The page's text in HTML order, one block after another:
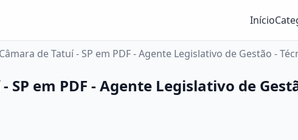
Início
de Tatuí - SP em PDF - Agente Legislativo de Gestão -
em PDF - Agente Legislativo de